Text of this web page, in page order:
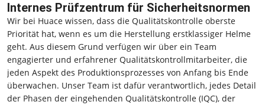
Internes Prüfzentrum für Sicherheitsnormen
Wir bei Huace wissen, dass die Qualitätskontrolle oberste
Priorität hat, wenn es um die Herstellung erstklassiger Helme
geht. Aus diesem Grund verfügen wir über ein Team
engagierter und erfahrener Qualitätskontrollmitarbeiter, die
jeden Aspekt des Produktionsprozesses von Anfang bis Ende
überwachen. Unser Team ist dafür verantwortlich, jedes Detail
der Phasen der eingehenden Qualitätskontrolle (IQC), der